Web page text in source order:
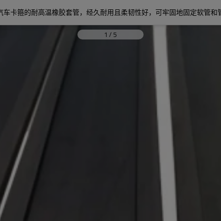
车卡箍的耐高温橡胶套管，经久耐用且柔韧性好，可牢固地固定软管和
1 / 5